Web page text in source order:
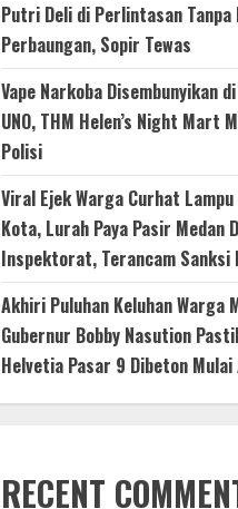
Putri Deli di Perlintasan Tanpa
Perbaungan, Sopir Tewas
Vape Narkoba Disembunyikan
UNO, THM Helen’s Night Mart
Polisi
Viral Ejek Warga Curhat Lampu
Kota, Lurah Paya Pasir Medan
Inspektorat, Terancam Sanksi
Akhiri Puluhan Keluhan Warga
Gubernur Bobby Nasution
Helvetia Pasar 9 Dibeton
RECENT